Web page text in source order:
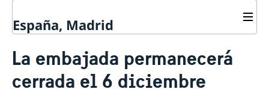
España, Madrid
Sobre nosotros
Personal en la embajada
Reglamento General de Protección de Datos (RGPD)
Noticias
La embajada permanecerá
cerrada el 6 diciembre